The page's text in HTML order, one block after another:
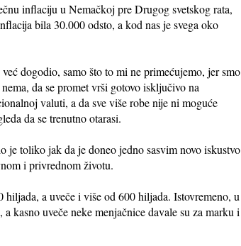
inflaciju u Nemačkoj pre Drugog svetskog rata,
bila 30.000 odsto, a kod nas je svega oko
dogodio, samo što to mi ne primećujemo, jer smo
da se promet vrši gotovo isključivo na
valuti, a da sve više robe nije ni moguće
da se trenutno otarasi.
je toliko jak da je doneo jedno sasvim novo iskustvo
i privrednom životu.
a uveče i više od 600 hiljada. Istovremeno, u
kasno uveče neke menjačnice davale su za marku i